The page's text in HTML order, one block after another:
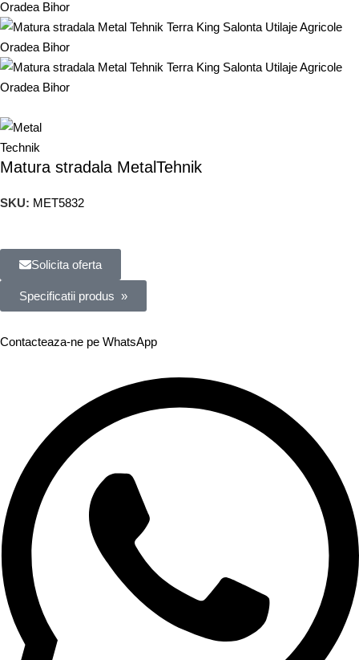
Matura stradala MetalTehnik
SKU: MET5832
Solicita oferta
Specificatii produs »
Contacteaza-ne pe WhatsApp